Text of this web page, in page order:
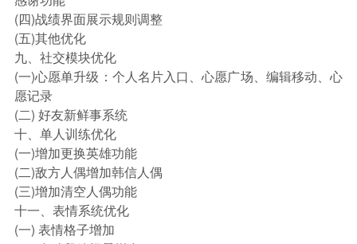
(四)战绩界面展示规则调整
(五)其他优化
九、社交模块优化
(一)心愿单升级：个人名片入口、心愿广场、编辑移动、心
愿记录
(二) 好友新鲜事系统
十、单人训练优化
(一)增加更换英雄功能
(二)敌方人偶增加韩信人偶
(三)增加清空人偶功能
十一、表情系统优化
(一) 表情格子增加